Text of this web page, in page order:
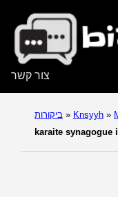
צור קשר
ביקורות » Knsyyh »
karaite synagogue